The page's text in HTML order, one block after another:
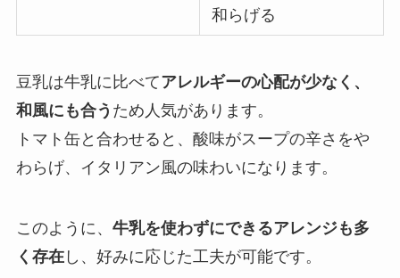
和らげる
豆乳は牛乳に比べてアレルギーの心配が少なく、
和風にも合う ため人気があります。
トマト缶と合わせると、酸味がスープの辛さをや
わらげ、イタリアン風の味わいになります。
このように、 牛乳を使わずにできるアレンジも多
く存在し、好みに応じた工夫が可能です。